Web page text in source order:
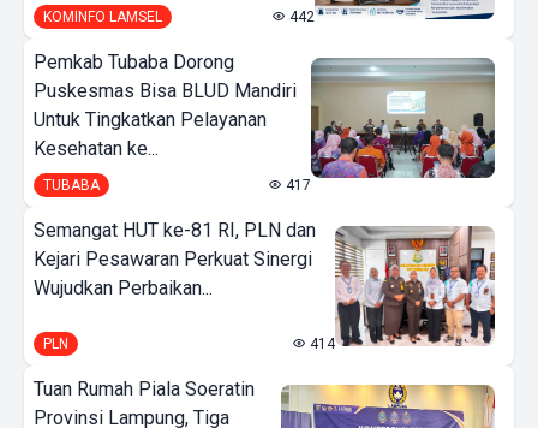
KOMINFO LAMSEL 442
Pemkab Tubaba Dorong
Puskesmas Bisa BLUD Mandiri
Untuk Tingkatkan Pelayanan
Kesehatan ke...
TUBABA 417
Semangat HUT ke-81 RI, PLN dan
Kejari Pesawaran Perkuat Sinergi
Wujudkan Perbaikan...
PLN 414
Tuan Rumah Piala Soeratin
Provinsi Lampung, Tiga